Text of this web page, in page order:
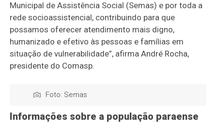
Municipal de Assistência Social (Semas) e por toda a
rede socioassistencial, contribuindo para que
possamos oferecer atendimento mais digno,
humanizado e efetivo às pessoas e famílias em
situação de vulnerabilidade”, afirma André Rocha,
presidente do Comasp.
Foto: Semas
Informações sobre a população paraense